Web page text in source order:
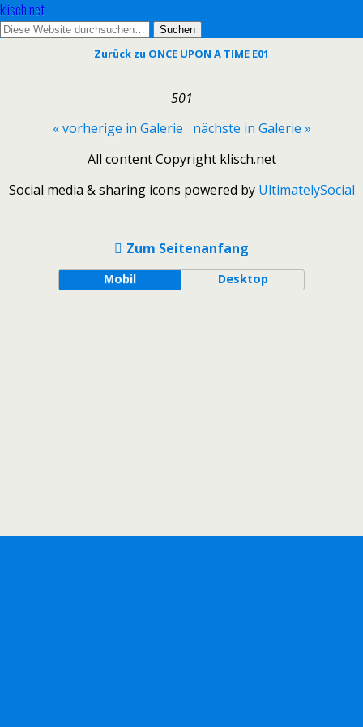
klisch.net
Zurück zu ONCE UPON A TIME E01
501
« vorherige in Galerie
nächste in Galerie »
All content Copyright klisch.net
Social media & sharing icons powered by UltimatelySocial
Zum Seitenanfang
Mobil Desktop